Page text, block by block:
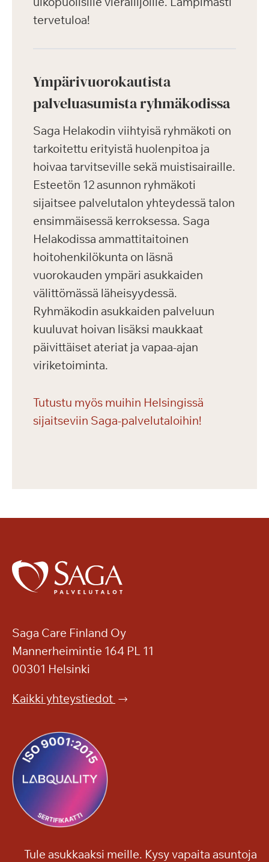
tervetuloa!
Ympärivuorokautista
palveluasumista ryhmäkodissa
Saga Helakodin viihtyisä ryhmäkoti on
tarkoitettu erityistä huolenpitoa ja
hoivaa tarvitseville sekä muistisairaille.
Esteetön 12 asunnon ryhmäkoti
sijaitsee palvelutalon yhteydessä talon
ensimmäisessä kerroksessa. Saga
Helakodissa ammattitaitoinen
hoitohenkilökunta on läsnä
vuorokauden ympäri asukkaiden
välittömässä läheisyydessä.
Ryhmäkodin asukkaiden palveluun
kuuluvat hoivan lisäksi maukkaat
päivittäiset ateriat ja vapaa-ajan
viriketoiminta.
Tutustu myös muihin Helsingissä
sijaitseviin Saga-palvelutaloihin!
Saga Care Finland Oy
Mannerheimintie 164 PL 11
00301 Helsinki
Kaikki yhteystiedot
Tule asukkaaksi meille. Kysy vapaita asuntoja